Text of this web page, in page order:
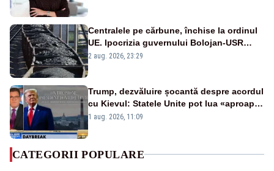
Centralele pe cărbune, închise la ordinul
UE. Ipocrizia guvernului Bolojan-USR
după starea de alertă
2 aug. 2026, 23:29
Trump, dezvăluire șocantă despre acordul
cu Kievul: Statele Unite pot lua «aproape
tot ce vor» din minele Ucrainei”
1 aug. 2026, 11:09
CATEGORII POPULARE